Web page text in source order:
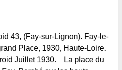
43, (Fay-sur-Lignon). Fay-le-
Place, 1930, Haute-Loire.
Juillet 1930. La place du